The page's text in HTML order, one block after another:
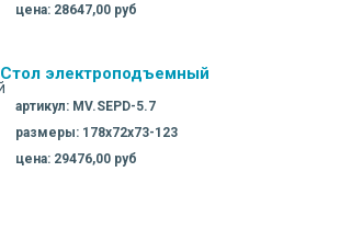
цена: 28647,00 руб
Стол электроподъемный
артикул: MV.SEPD-5.7
размеры: 178х72х73-123
цена: 29476,00 руб